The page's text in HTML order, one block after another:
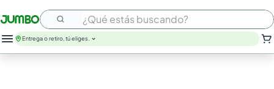
¿Qué estás buscando?
Entrega o retiro, tú eliges.